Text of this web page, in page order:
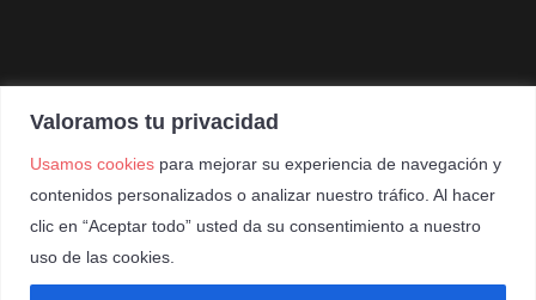
Valoramos tu privacidad
Usamos cookies para mejorar su experiencia de navegación y
contenidos personalizados o analizar nuestro tráfico. Al hacer
clic en “Aceptar todo” usted da su consentimiento a nuestro
uso de las cookies.